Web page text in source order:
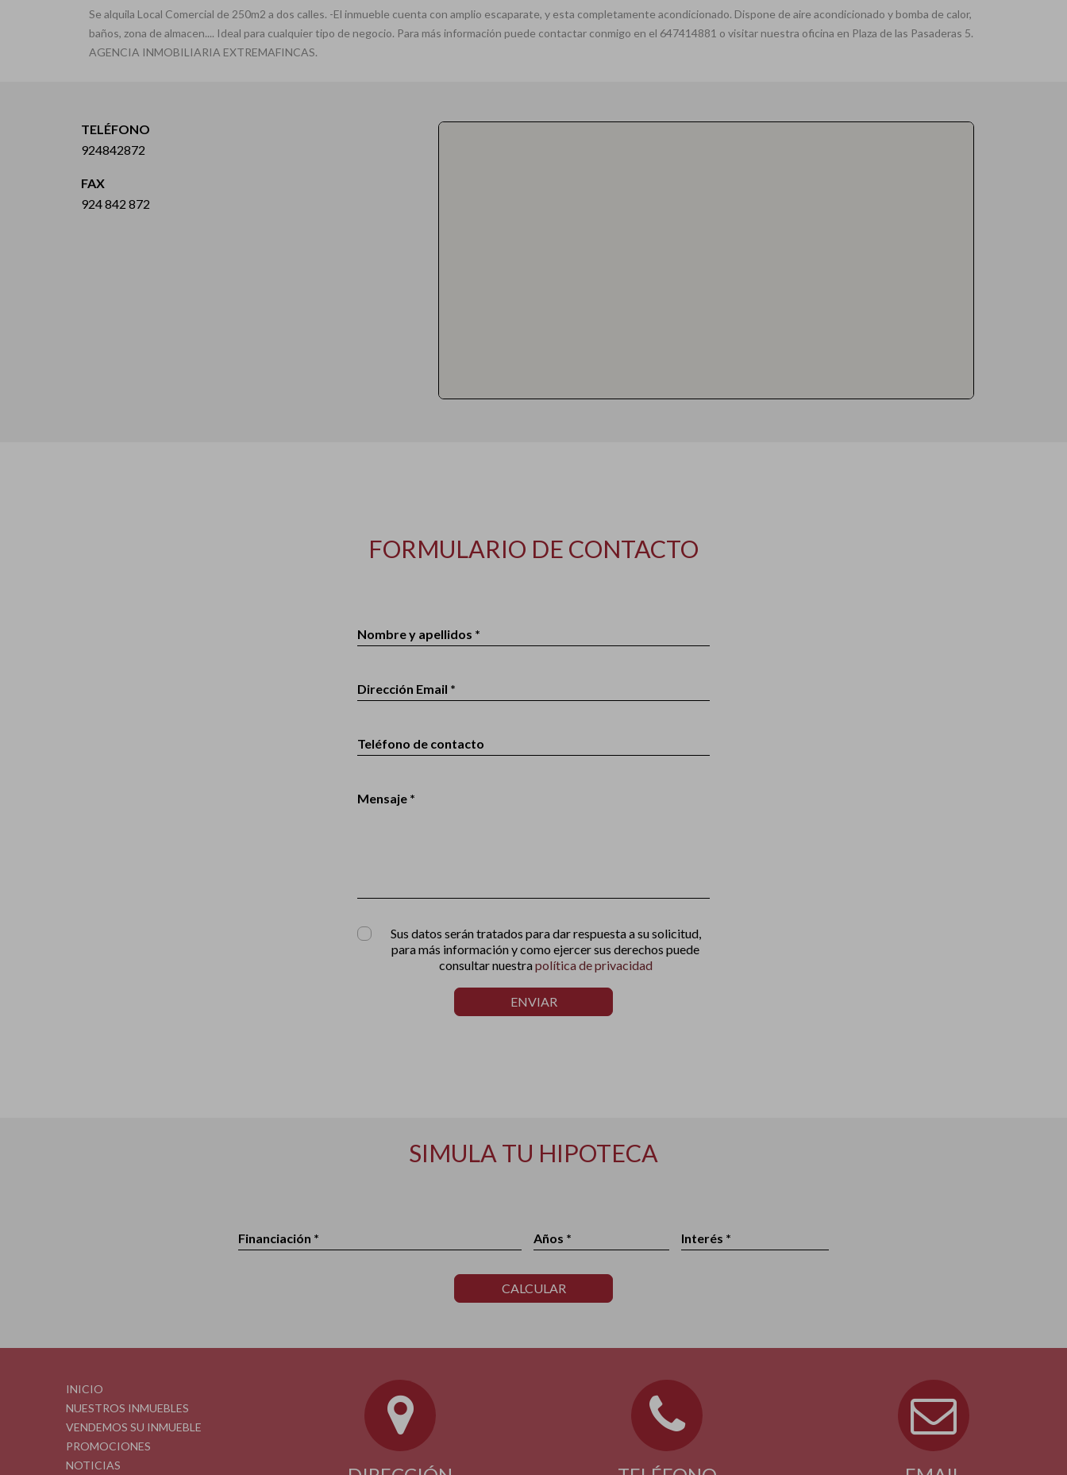
Se alquila Local Comercial de 250m2 a dos calles. -El inmueble cuenta con amplio escaparate, y esta completamente acondicionado. Dispone de aire acondicionado y bomba de calor,
baños, zona de almacen.... Ideal para cualquier tipo de negocio. Para más información puede contactar conmigo en el 647414881 o visitar nuestra oficina en Plaza de las Pasaderas 5.
AGENCIA INMOBILIARIA EXTREMAFINCAS.
TELÉFONO
924842872
FAX
924 842 872
FORMULARIO DE CONTACTO
Nombre y apellidos *
Dirección Email *
Teléfono de contacto
Mensaje *
Sus datos serán tratados para dar respuesta a su solicitud,
para más información y como ejercer sus derechos puede
consultar nuestrapolítica de privacidad
ENVIAR
SIMULA TU HIPOTECA
Financiación * Años * Interés *
CALCULAR
INICIO
NUESTROS INMUEBLES
VENDEMOS SU INMUEBLE
PROMOCIONES
NOTICIAS